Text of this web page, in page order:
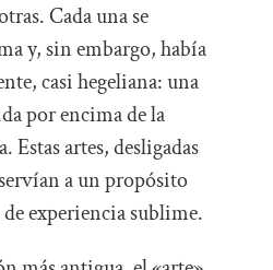
Cada una se
y, sin embargo, había
casi hegeliana: una
por encima de la
Estas artes, desligadas
a un propósito
experiencia sublime.